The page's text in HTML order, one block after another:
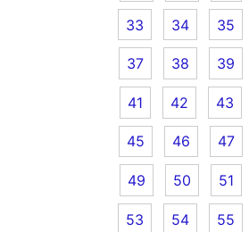
33 34 35
37 38 39
41 42 43
45 46 47
49 50 51
53 54 55